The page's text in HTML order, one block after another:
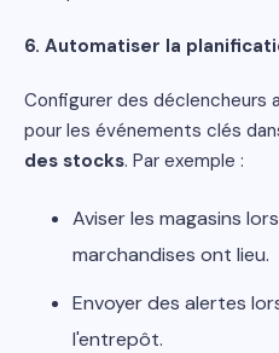
6. Automatiser la
Configurer des déclencheurs
pour les événements clés
des stocks. Par exemple :
Aviser les magasins
marchandises ont lieu.
Envoyer des alertes
l'entrepôt.